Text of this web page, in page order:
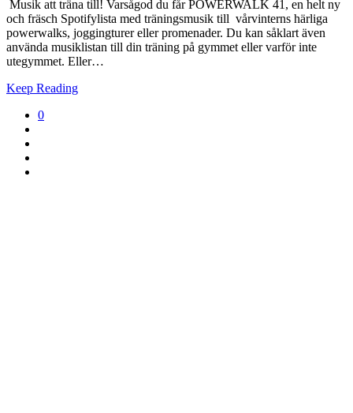
Musik att träna till! Varsågod du får POWERWALK 41, en helt ny
och fräsch Spotifylista med träningsmusik till vårvinterns härliga
powerwalks, joggingturer eller promenader. Du kan såklart även
använda musiklistan till din träning på gymmet eller varför inte
utegymmet. Eller…
Keep Reading
0